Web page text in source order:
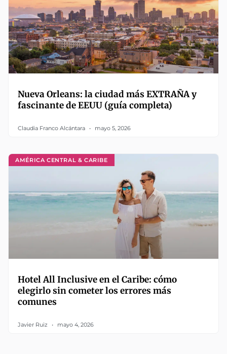
Nueva Orleans: la ciudad más EXTRAÑA y
fascinante de EEUU (guía completa)
Claudia Franco Alcántara mayo 5, 2026
AMÉRICA CENTRAL & CARIBE
Hotel All Inclusive en el Caribe: cómo
elegirlo sin cometer los errores más
comunes
Javier Ruiz mayo 4, 2026